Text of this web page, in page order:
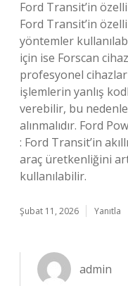
Ford Transit’in
Ford Transit’in
yöntemler
için ise Forscan
profesyonel cihazlar
işlemlerin yanlış
verebilir, bu
alınmalıdır. Ford
: Ford Transit’in
araç üretkenliğini
kullanılabilir.
Şubat 11, 2026 Yanıtla
admin